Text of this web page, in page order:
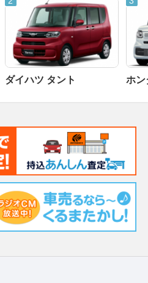
ダイハツ タント ホン